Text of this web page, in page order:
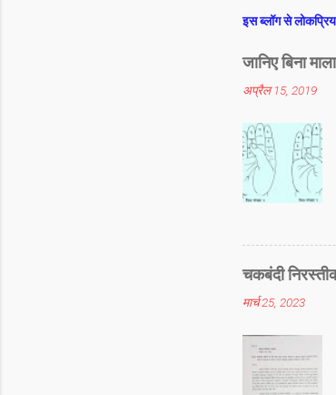
इस ब्लॉग से
जानिए बिना
अप्रैल 15, 2019
चकबंदी
मार्च 25, 2023